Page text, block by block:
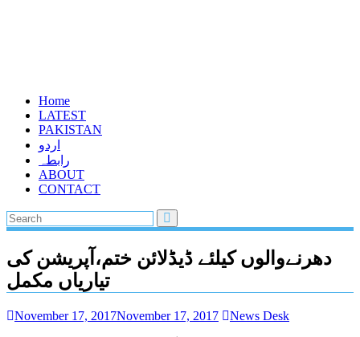
Home
LATEST
PAKISTAN
اردو
رابطہ
ABOUT
CONTACT
دھرنےوالوں کیلئے ڈیڈلائن ختم،آپریشن کی
تیاریاں مکمل
November 17, 2017November 17, 2017 News Desk